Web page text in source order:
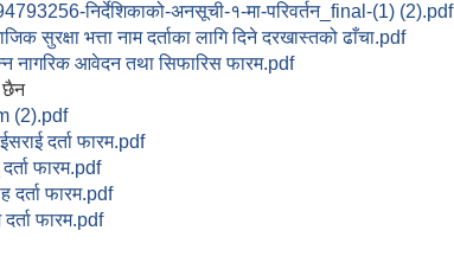
निर्देशिकाको-अनसूची-१-मा-परिवर्तन_final-(1) (2).pdf
सुरक्षा भत्ता नाम दर्ताका लागि दिने दरखास्तको ढाँचा.pdf
नागरिक आवेदन तथा सिफारिस फारम.pdf
छैन
(2).pdf
दर्ता फारम.pdf
फारम.pdf
दर्ता फारम.pdf
फारम.pdf